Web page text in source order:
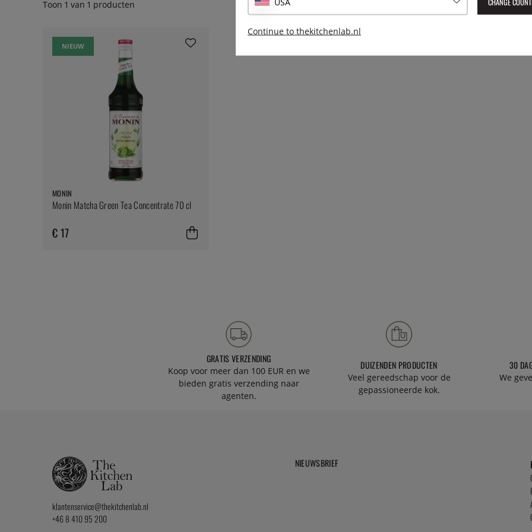
Toon 1 van 1 producten
NIEUW
MONIN
Monin Matcha Green Tea Concentrate 70 cl
€ 17
GRATIS VERZENDING
Koop voor meer dan 100 EUR en we
bieden gratis verzending naar
agenten.
DUIZENDEN PRODUCTEN
Veel gereedschap voor de
gepassioneerde kok.
30
We
klantenservice@thekitchenlab.nl
+46 8 410 95 200
NIEUWSBRIEF
Continue to thekitchenlab.nl